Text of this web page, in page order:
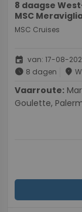
8 daagse
MSC
MSC Cruises
event van: 17-08-
schedule 8 dagen place
Vaarroute:
Goulette,